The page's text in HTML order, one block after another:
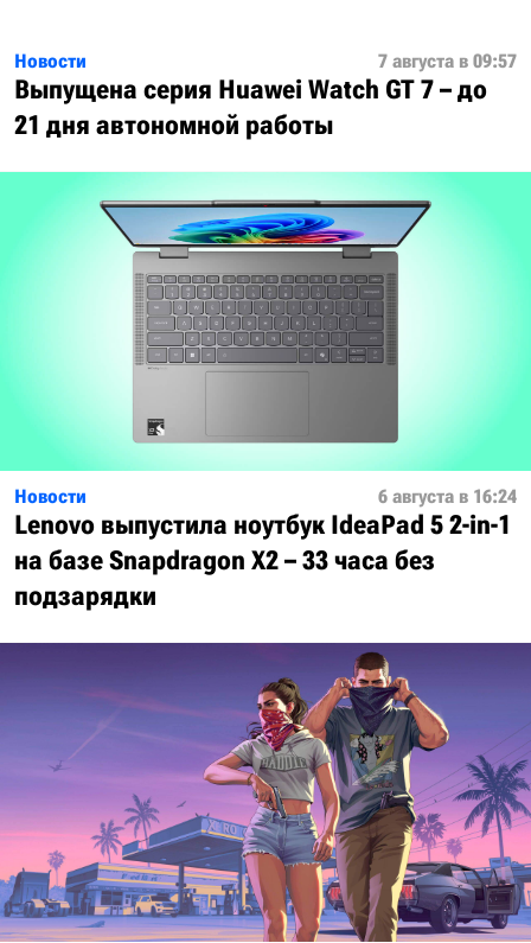
Новости 7 августа в 09:57
Выпущена серия Huawei Watch GT 7 – до
21 дня автономной работы
Новости 6 августа в 16:24
Lenovo выпустила ноутбук IdeaPad 5 2-in-1
на базе Snapdragon X2 – 33 часа без
подзарядки